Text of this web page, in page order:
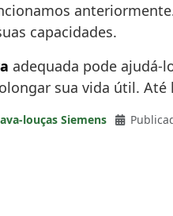
capacidades.
adequada pode ajudá-
sua vida útil. Até
louças Siemens